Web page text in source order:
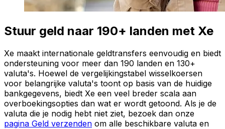
Stuur geld naar 190+ landen met Xe
Xe maakt internationale geldtransfers eenvoudig en biedt
ondersteuning voor meer dan 190 landen en 130+
valuta's. Hoewel de vergelijkingstabel wisselkoersen
voor belangrijke valuta's toont op basis van de huidige
bankgegevens, biedt Xe een veel breder scala aan
overboekingsopties dan wat er wordt getoond. Als je de
valuta die je nodig hebt niet ziet, bezoek dan onze
pagina Geld verzenden om alle beschikbare valuta en